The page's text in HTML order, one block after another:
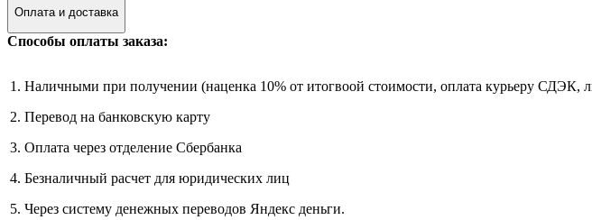
Оплата и доставка
Способы оплаты заказа:
1. Наличными при получении (наценка 10% от итогвоой стоимости, оплата курьеру СДЭК,
2. Перевод на банковскую карту
3. Оплата через отделение Сбербанка
4. Безналичный расчет для юридических лиц
5. Через систему денежных переводов Яндекс деньги.